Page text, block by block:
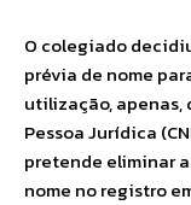
O colegiado
prévia de nome
utilização, apenas,
Pessoa Jurídica
pretende eliminar
nome no registro